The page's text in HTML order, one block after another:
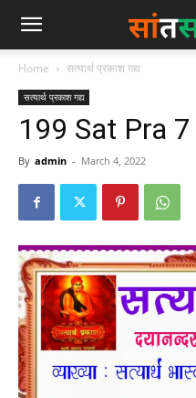
Home सत्यार्थ प्रकाश गद्य
सत्यार्थ प्रकाश गद्य
199 Sat Pra
By admin - March 4, 2022